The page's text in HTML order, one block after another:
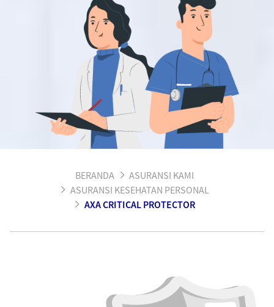
BERANDA
ASURANSI KAMI
ASURANSI KESEHATAN PERSONAL
AXA CRITICAL PROTECTOR